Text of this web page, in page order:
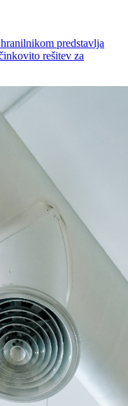
predstavlja
rešitev za